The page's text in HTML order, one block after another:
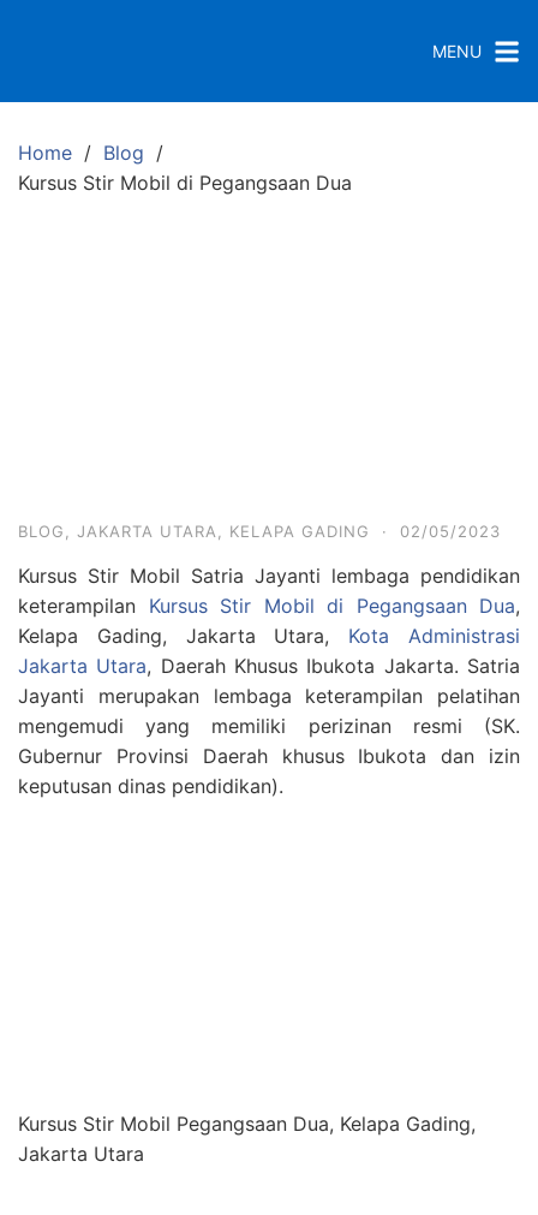
p
MENU
Home
Blog
Kursus Stir Mobil di Pegangsaan Dua
BLOG JAKARTA UTARA KELAPA GADING · 02/05/2023
Kursus Stir Mobil Satria Jayanti lembaga pendidikan
keterampilan Kursus Stir Mobil di Pegangsaan Dua,
Kelapa Gading, Jakarta Utara, Kota Administrasi
Jakarta Utara, Daerah Khusus Ibukota Jakarta. Satria
Jayanti merupakan lembaga keterampilan pelatihan
mengemudi yang memiliki perizinan resmi (SK.
Gubernur Provinsi Daerah khusus Ibukota dan izin
keputusan dinas pendidikan).
Kursus Stir Mobil Pegangsaan Dua, Kelapa Gading,
Jakarta Utara